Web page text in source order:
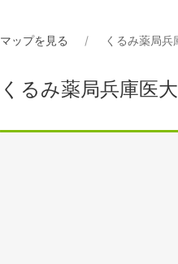
マップを見る くるみ薬局兵
くるみ薬局兵庫医